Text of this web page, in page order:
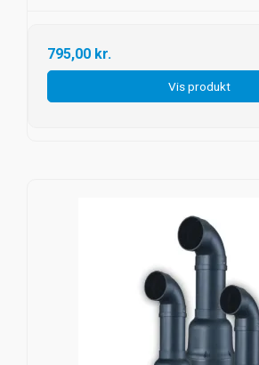
795,00 kr.
Vis produkt